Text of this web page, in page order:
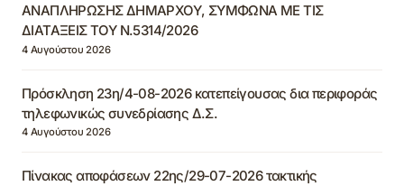
ΑΝΑΠΛΗΡΩΣΗΣ ΔΗΜΑΡΧΟΥ, ΣΥΜΦΩΝΑ ΜΕ ΤΙΣ
ΔΙΑΤΑΞΕΙΣ ΤΟΥ Ν.5314/2026
4 Αυγούστου 2026
Πρόσκληση 23η/4-08-2026 κατεπείγουσας δια περιφοράς
τηλεφωνικώς συνεδρίασης Δ.Σ.
4 Αυγούστου 2026
Πίνακας αποφάσεων 22ης/29-07-2026 τακτικής